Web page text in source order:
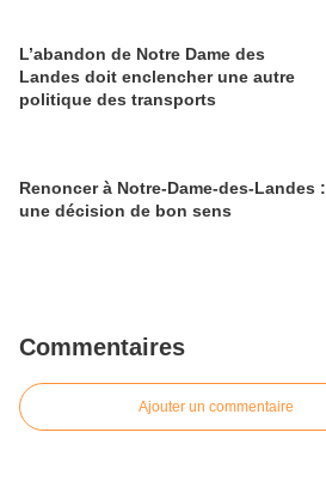
L’abandon de Notre Dame des
Landes doit enclencher une autre
politique des transports
Renoncer à Notre-Dame-des-Landes :
une décision de bon sens
Commentaires
Ajouter un commentaire